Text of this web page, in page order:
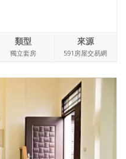
類型
獨立套房
來源
591房屋交易網